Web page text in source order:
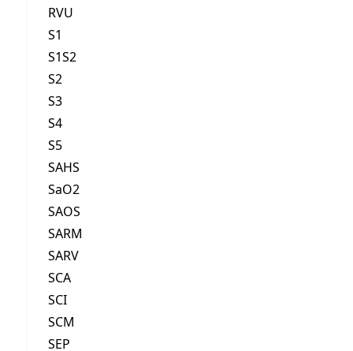
RVU
S1
S1S2
S2
S3
S4
S5
SAHS
SaO2
SAOS
SARM
SARV
SCA
SCI
SCM
SEP